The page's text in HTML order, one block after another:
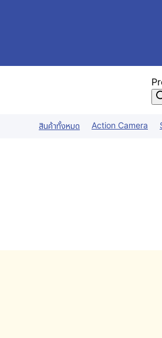
สินค้าทั้งหมด Action Camera